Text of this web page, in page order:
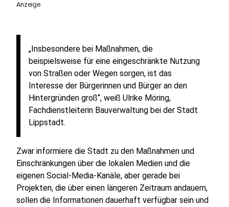
Anzeige
„Insbesondere bei Maßnahmen, die
beispielsweise für eine eingeschränkte Nutzung
von Straßen oder Wegen sorgen, ist das
Interesse der Bürgerinnen und Bürger an den
Hintergründen groß“, weiß Ulrike Möring,
Fachdienstleiterin Bauverwaltung bei der Stadt
Lippstadt.
Zwar informiere die Stadt zu den Maßnahmen und
Einschränkungen über die lokalen Medien und die
eigenen Social-Media-Kanäle, aber gerade bei
Projekten, die über einen längeren Zeitraum andauern,
sollen die Informationen dauerhaft verfügbar sein und